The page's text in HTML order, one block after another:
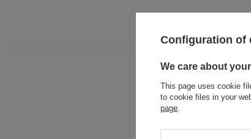
Configuration of
We care about
This page uses cookie
to cookie files in your
page